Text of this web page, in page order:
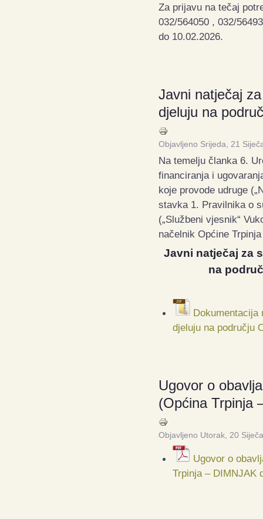
Za prijavu na tečaj
032/564050 , 032/
do 10.02.2026.
Javni natječaj
djeluju na
Objavljeno Srijeda, 21
Na temelju članka 6.
financiranja i
koje provode udruge
stavka 1. Pravilnika o
(„Službeni vjesnik“
načelnik Općine
Javni natječaj za
na
Dokumentacija
djeluju na području
Ugovor o
(Općina Trpinja
Objavljeno Utorak, 20
Ugovor o
Trpinja – DIMNJAK